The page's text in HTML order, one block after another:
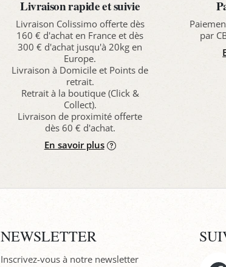
Livraison rapide et suivie
Livraison Colissimo offerte dès
160 € d'achat en France et dès
300 € d'achat jusqu'à 20kg en
Europe.
Livraison à Domicile et Points de
retrait.
Retrait à la boutique (Click &
Collect).
Livraison de proximité offerte
dès 60 € d'achat.
En savoir plus
par
NEWSLETTER
Inscrivez-vous à notre newsletter